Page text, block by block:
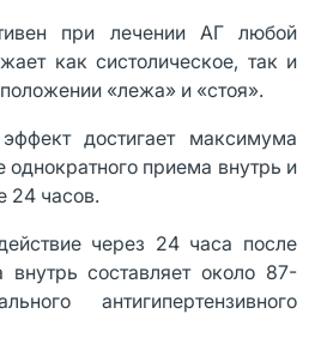
при лечении АГ любой
как систолическое, так и
«лежа» и «стоя».
эффект достигает максимума
однократного приема внутрь и
24 часов.
через 24 часа после
внутрь составляет около 87-
антигипертензивного